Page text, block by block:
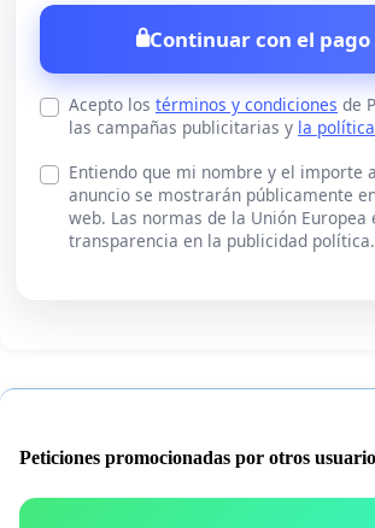
Continuar con el pago
Acepto los términos y condiciones de
las campañas publicitarias y la
Entiendo que mi nombre y el importe
anuncio se mostrarán públicamente
web. Las normas de la Unión Europea
transparencia en la publicidad política.
Peticiones promocionadas por otros